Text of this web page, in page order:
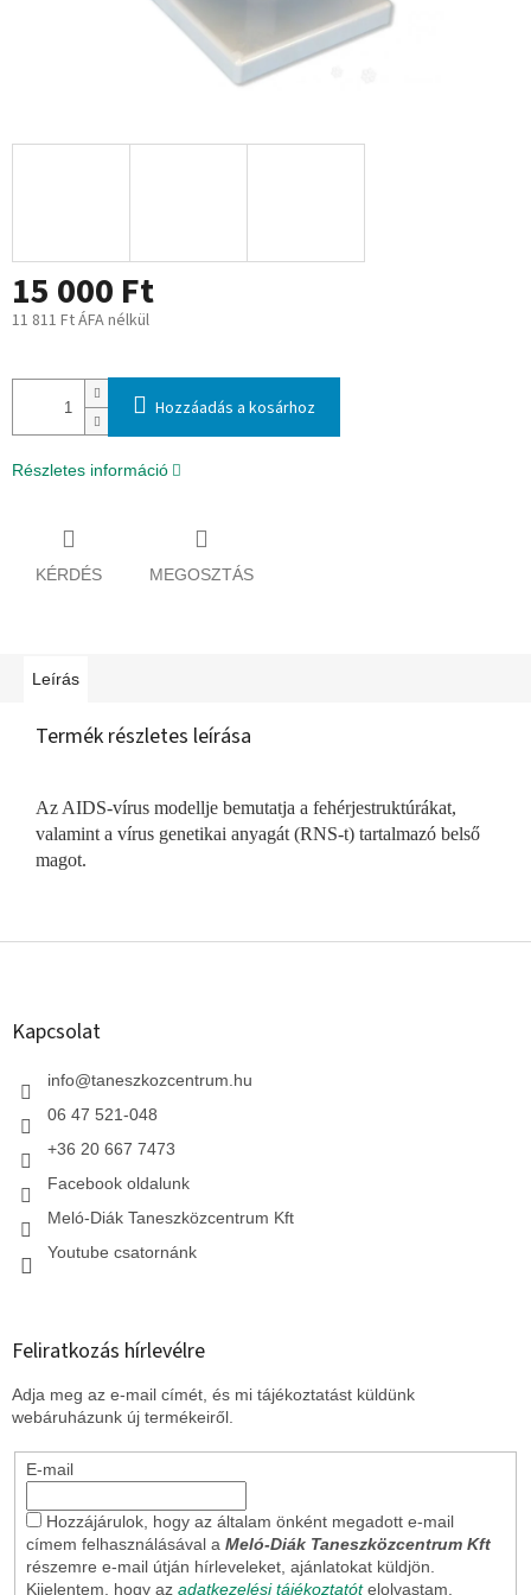
15 000 Ft
11 811 Ft ÁFA nélkül
Hozzáadás a kosárhoz
Részletes információ
KÉRDÉS MEGOSZTÁS
Leírás
Termék részletes leírása
Az AIDS-vírus modellje bemutatja a fehérjestruktúrákat,
valamint a vírus genetikai anyagát (RNS-t) tartalmazó belső
magot.
L
Kapcsolat
info@taneszkozcentrum.hu
06 47 521-048
+36 20 667 7473
Facebook oldalunk
Meló-Diák Taneszközcentrum Kft
Youtube csatornánk
Feliratkozás hírlevélre
Adja meg az e-mail címét, és mi tájékoztatást küldünk
webáruházunk új termékeiről.
E-mail
Hozzájárulok, hogy az általam önként megadott e-mail
címem felhasználásával a Meló-Diák Taneszközcentrum Kft
részemre e-mail útján hírleveleket, ajánlatokat küldjön.
Kijelentem, hogy az adatkezelési tájékoztatót elolvastam.